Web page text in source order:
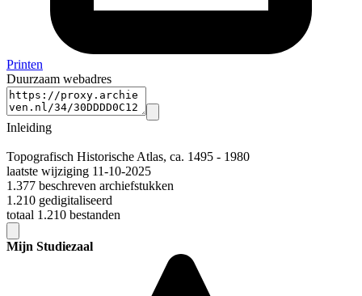
Printen
Duurzaam webadres
Inleiding
Topografisch Historische Atlas, ca. 1495 - 1980
laatste wijziging 11-10-2025
1.377 beschreven archiefstukken
1.210 gedigitaliseerd
totaal 1.210 bestanden
Mijn Studiezaal